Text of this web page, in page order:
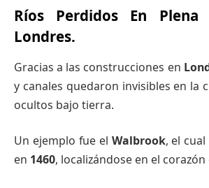
Ríos Perdidos En Plena
Londres.
Gracias a las construcciones en
y canales quedaron invisibles en la
ocultos bajo tierra.
Un ejemplo fue el Walbrook, el
en 1460, localizándose en el